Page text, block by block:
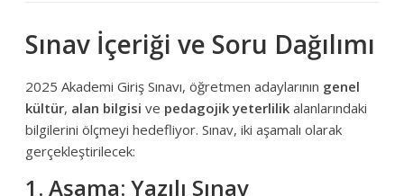
Sınav İçeriği ve Soru Dağılımı
2025 Akademi Giriş Sınavı, öğretmen adaylarının genel
kültür, alan bilgisi ve pedagojik yeterlilik alanlarındaki
bilgilerini ölçmeyi hedefliyor. Sınav, iki aşamalı olarak
gerçekleştirilecek:
1. Aşama: Yazılı Sınav